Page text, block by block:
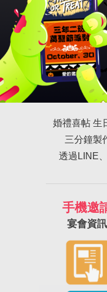
婚禮喜帖 生
三分鐘製
透過LINE
手機邀
宴會資